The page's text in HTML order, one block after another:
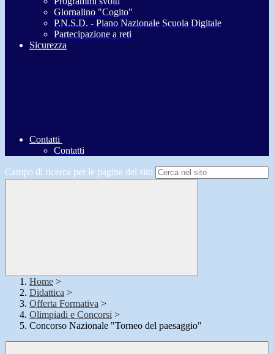
Giornalino "Cogito"
P.N.S.D. - Piano Nazionale Scuola Digitale
Partecipazione a reti
Sicurezza
Contatti
Contatti
Campo di ricerca per le pagine del sito
Home >
Didattica >
Offerta Formativa >
Olimpiadi e Concorsi >
Concorso Nazionale "Torneo del paesaggio"